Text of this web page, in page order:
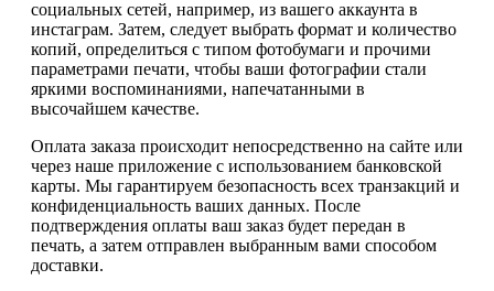
социальных сетей, например, из вашего аккаунта в
инстаграм. Затем, следует выбрать формат и количество
копий, определиться с типом фотобумаги и прочими
параметрами печати, чтобы ваши фотографии стали
яркими воспоминаниями, напечатанными в
высочайшем качестве.
Оплата заказа происходит непосредственно на сайте или
через наше приложение с использованием банковской
карты. Мы гарантируем безопасность всех транзакций и
конфиденциальность ваших данных. После
подтверждения оплаты ваш заказ будет передан в
печать, а затем отправлен выбранным вами способом
доставки.